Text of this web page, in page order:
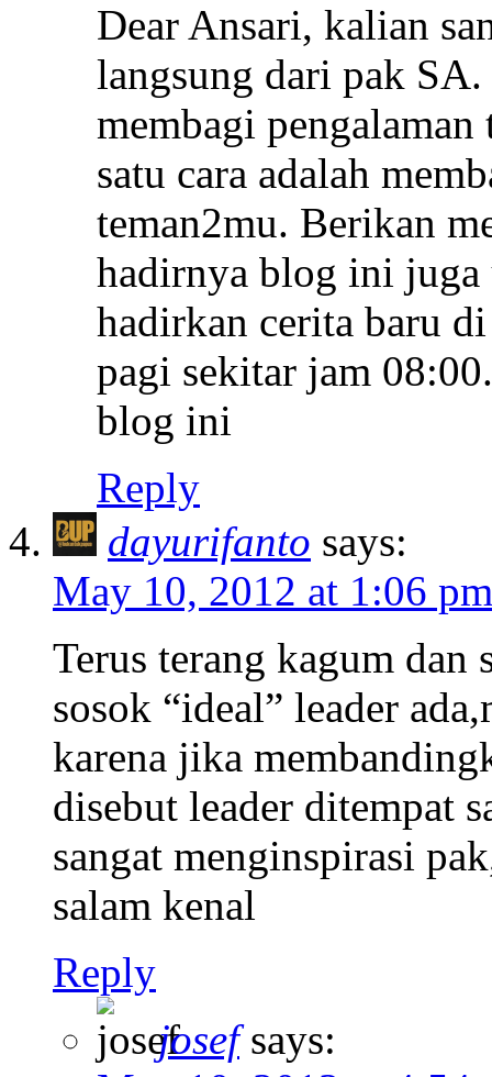
Dear Ansari, kalian
langsung dari pak SA.
membagi
satu cara adalah
teman2mu. Berikan
hadirnya blog ini juga
hadirkan cerita baru
pagi sekitar jam
blog ini
Reply
dayurifanto says:
May 10, 2012 at 1:06 pm
Terus terang kagum dan
sosok “ideal” leader
karena jika
disebut leader ditempat
sangat menginspirasi
salam kenal
Reply
josef says: